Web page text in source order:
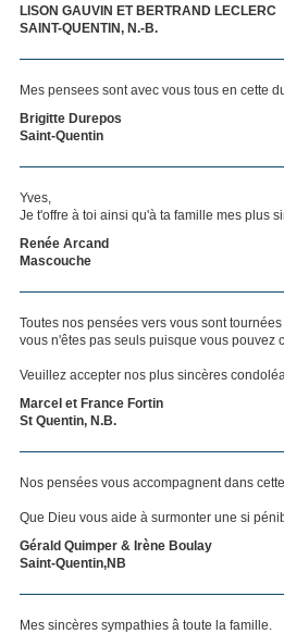
LISON GAUVIN ET BERTRAND LECLERC
SAINT-QUENTIN, N.-B.
Mes pensees sont avec vous tous en cette
Brigitte Durepos
Saint-Quentin
Yves,
Je t'offre à toi ainsi qu'à ta famille mes plus
Renée Arcand
Mascouche
Toutes nos pensées vers vous sont
vous n'êtes pas seuls puisque vous pouvez
Veuillez accepter nos plus sincères
Marcel et France Fortin
St Quentin, N.B.
Nos pensées vous accompagnent dans
Que Dieu vous aide à surmonter une si
Gérald Quimper & Irène Boulay
Saint-Quentin,NB
Mes sincères sympathies â toute la famille.